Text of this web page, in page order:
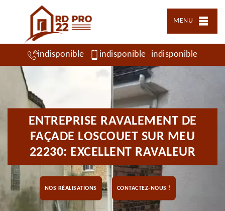
MENU
indisponible indisponible indisponible
ENTREPRISE RAVALEMENT DE
FAÇADE LOSCOUET SUR MEU
22230: EXCELLENT RAVALEUR
NOS RÉALISATIONS CONTACTEZ-NOUS !